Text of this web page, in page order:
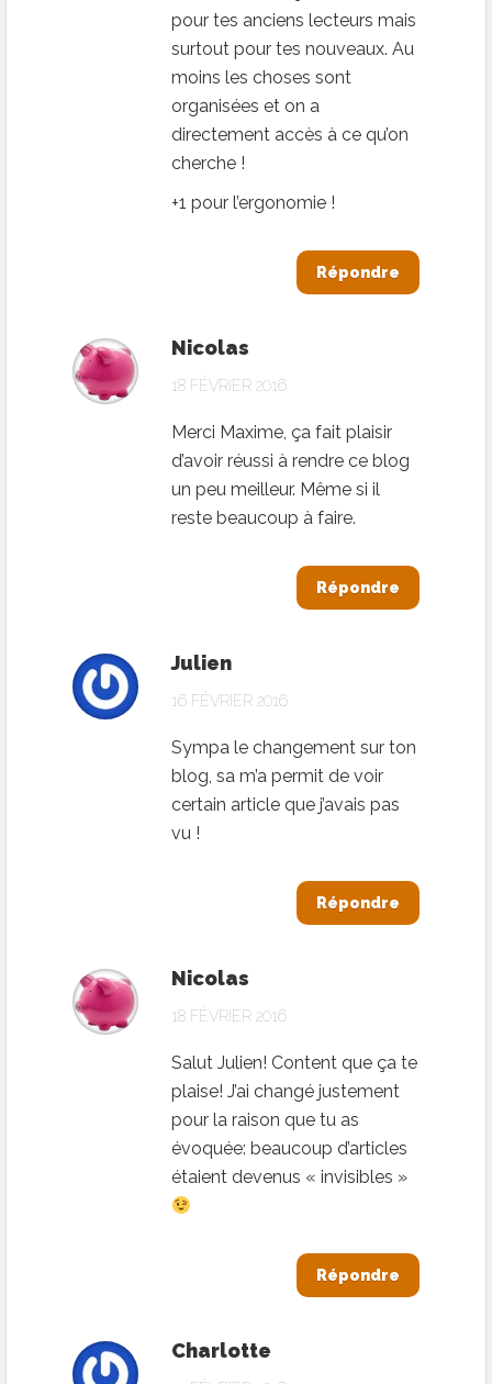
pour tes anciens lecteurs mais
surtout pour tes nouveaux. Au
moins les choses sont
organisées et on a
directement accès à ce qu’on
cherche !
+1 pour l’ergonomie !
Répondre
Nicolas
18 FÉVRIER 2016
Merci Maxime, ça fait plaisir
d’avoir réussi à rendre ce blog
un peu meilleur. Même si il
reste beaucoup à faire.
Répondre
Julien
16 FÉVRIER 2016
Sympa le changement sur ton
blog, sa m’a permit de voir
certain article que j’avais pas
vu !
Répondre
Nicolas
18 FÉVRIER 2016
Salut Julien! Content que ça te
plaise! J’ai changé justement
pour la raison que tu as
évoquée: beaucoup d’articles
étaient devenus « invisibles »
Répondre
Charlotte